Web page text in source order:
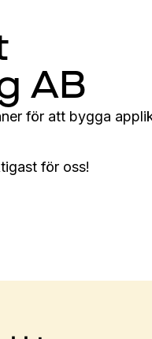
AB
för att bygga
för oss!